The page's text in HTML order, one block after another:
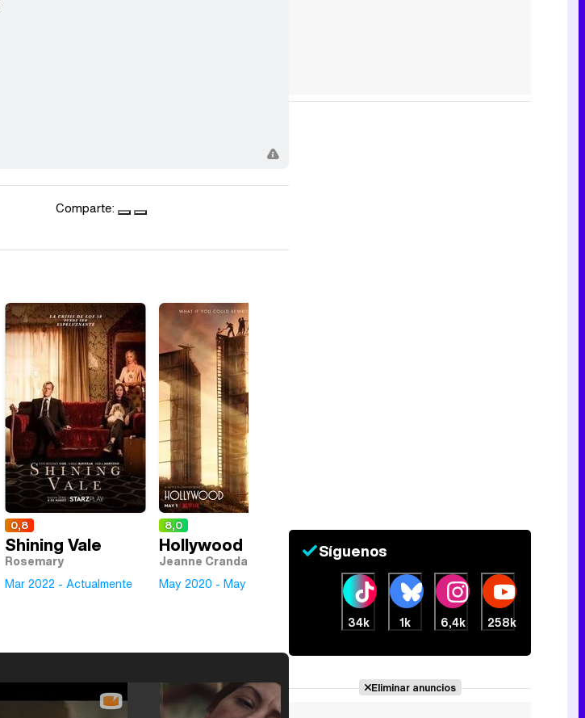
Comparte:
0,8
Shining Vale
Rosemary
Mar 2022 - Actualmente
8,0
Hollywood
Jeanne Crandall
May 2020 - May 2020
Síguenos
34k 1k 6,4k 258k
Eliminar anuncios